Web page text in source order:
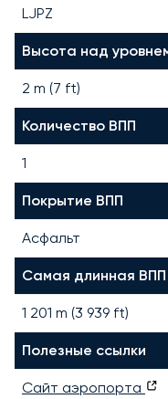
LJPZ
Высота над
2 m (7 ft)
Количество ВПП
1
Покрытие ВПП
Асфальт
Самая длинная ВПП
1 201 m (3 939 ft)
Полезные ссылки
Сайт аэропорта